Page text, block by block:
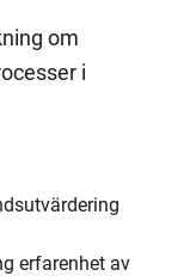
om
i
erfarenhet av